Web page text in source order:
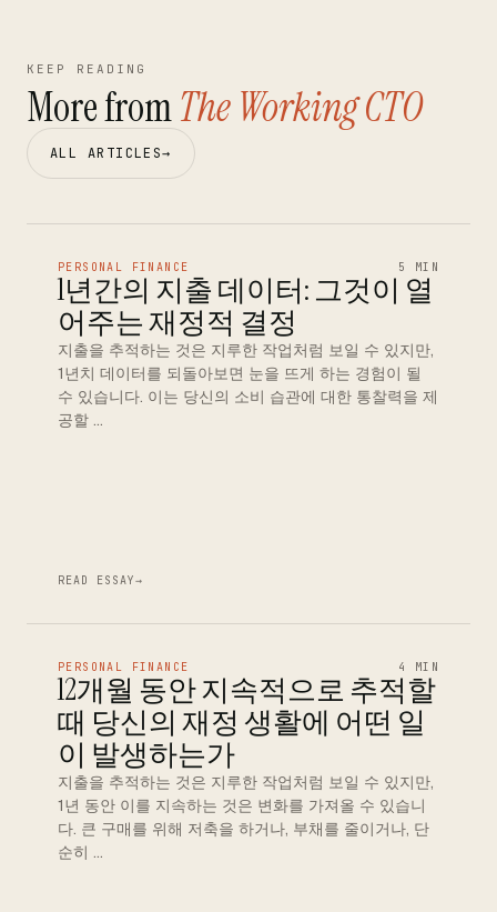
KEEP READING
More fromThe Working CTO
ALL ARTICLES→
PERSONAL FINANCE 5 MIN
1년간의 지출 데이터: 그것이 열
어주는 재정적 결정
지출을 추적하는 것은 지루한 작업처럼 보일 수 있지만,
1년치 데이터를 되돌아보면 눈을 뜨게 하는 경험이 될
수 있습니다. 이는 당신의 소비 습관에 대한 통찰력을 제
공할 …
READ ESSAY→
PERSONAL FINANCE 4 MIN
12개월 동안 지속적으로 추적할
때 당신의 재정 생활에 어떤 일
이 발생하는가
지출을 추적하는 것은 지루한 작업처럼 보일 수 있지만,
1년 동안 이를 지속하는 것은 변화를 가져올 수 있습니
다. 큰 구매를 위해 저축을 하거나, 부채를 줄이거나, 단
순히 …